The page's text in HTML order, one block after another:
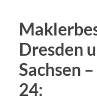
Dresden
Sachsen –
24: